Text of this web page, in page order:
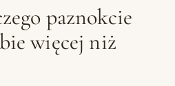
paznokcie
więcej niż